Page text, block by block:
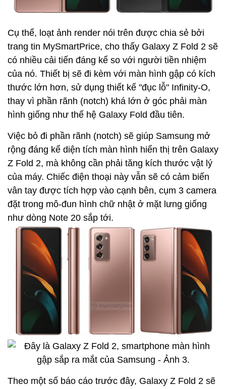
Cụ thể, loạt ảnh render nói trên được chia sẻ bởi
trang tin MySmartPrice, cho thấy Galaxy Z Fold 2 sẽ
có nhiều cải tiến đáng kể so với người tiền nhiệm
của nó. Thiết bị sẽ đi kèm với màn hình gập có kích
thước lớn hơn, sử dụng thiết kế "đục lỗ" Infinity-O,
thay vì phần rãnh (notch) khá lớn ở góc phải màn
hình giống như thế hệ Galaxy Fold đầu tiên.
Việc bỏ đi phần rãnh (notch) sẽ giúp Samsung mở
rộng đáng kể diện tích màn hình hiển thị trên Galaxy
Z Fold 2, mà không cần phải tăng kích thước vật lý
của máy. Chiếc điện thoại này vẫn sẽ có cảm biến
vân tay được tích hợp vào cạnh bên, cụm 3 camera
đặt trong mô-đun hình chữ nhật ở mặt lưng giống
như dòng Note 20 sắp tới.
Theo một số báo cáo trước đây, Galaxy Z Fold 2 sẽ